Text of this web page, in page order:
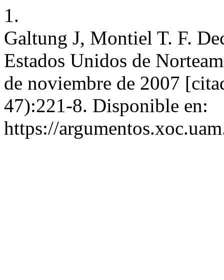
1.
Galtung J, Montiel T. F.
Estados Unidos de
de noviembre de 2007
47):221-8. Disponible en:
https://